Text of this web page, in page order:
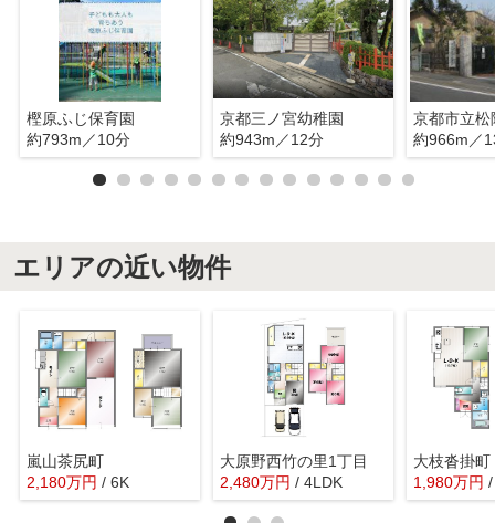
樫原ふじ保育園
約793m／10分
京都三ノ宮幼稚園
約943m／12分
京都市立松
約966m／
エリアの近い物件
嵐山茶尻町
2,180万円 / 6K
大原野西竹の里1丁目
2,480万円 / 4LDK
大枝沓掛町
1,980万円